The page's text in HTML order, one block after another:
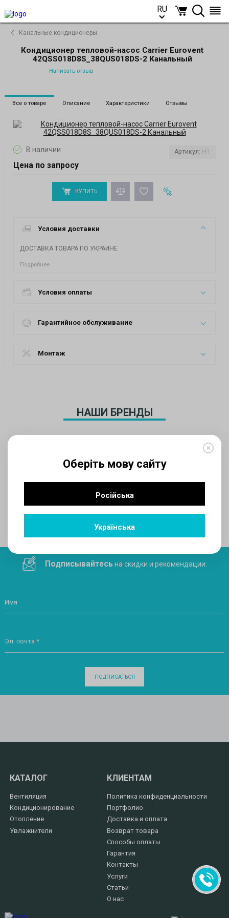
Оберіть мову сайту
Російська
Українська
RU
Канальные кондиционеры
Кондиционер тепловой-насос Carrier Eurovent
42QSS018D8S_38QUS018DS-2 Канальный
Написать отзыв
Все о товаре Описание Характеристики Отзывы
В наличии
Цена по запросу
Артикул: H1
КУПИТЬ
Условия доставки
ДОСТАВКА ТОВАРА ПО УКРАИНЕ
Подробнее
Условия оплаты
Гарантийное обслуживание
Монтаж
НАШИ БРЕНДЫ
Поделитесь ссылкой в социальных сетях
Подписывайтесьна скидки и рекомендации:
Имя
Эл. почта *
ПОДПИСАТЬСЯ
КАТАЛОГ
Вентиляция
Кондиционирование
Отопление
Увлажнители
КЛИЕНТАМ
Политика конфиденциальности
Портфолио
Доставка и оплата
Возврат товара
Способы оплаты
Гарантия
Контакты
Услуги
Статьи
О нас